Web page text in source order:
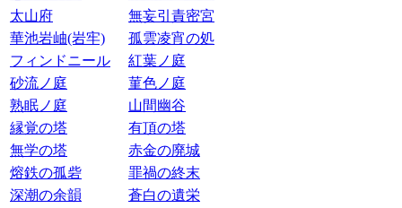
太山府
無妄引責密宮
華池岩岫(岩牢)
孤雲凌宵の処
フィンドニール
紅葉ノ庭
砂流ノ庭
菫色ノ庭
熟眠ノ庭
山間幽谷
縁覚の塔
有頂の塔
無学の塔
赤金の廃城
熔鉄の孤砦
罪禍の終末
深潮の余韻
蒼白の遺栄